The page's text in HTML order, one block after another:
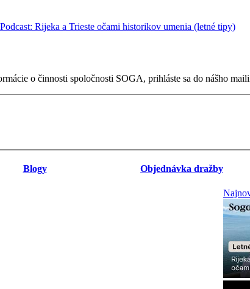
o činnosti spoločnosti SOGA, prihláste sa do nášho
Blogy Objednávka dražby